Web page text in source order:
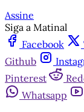
Assine
Siga a Matinal
Facebook
Github
Pinterest
Whatsapp